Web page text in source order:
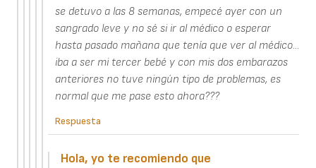
se detuvo a las 8 semanas, empecé ayer con un
sangrado leve y no sé si ir al médico o esperar
hasta pasado mañana que tenía que ver al médico...
iba a ser mi tercer bebé y con mis dos embarazos
anteriores no tuve ningún tipo de problemas, es
normal que me pase esto ahora???
Respuesta
Hola, yo te recomiendo que